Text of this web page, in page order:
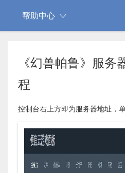
帮助中心
《幻兽帕鲁》服务
程
控制台右上方即为服务器地址，